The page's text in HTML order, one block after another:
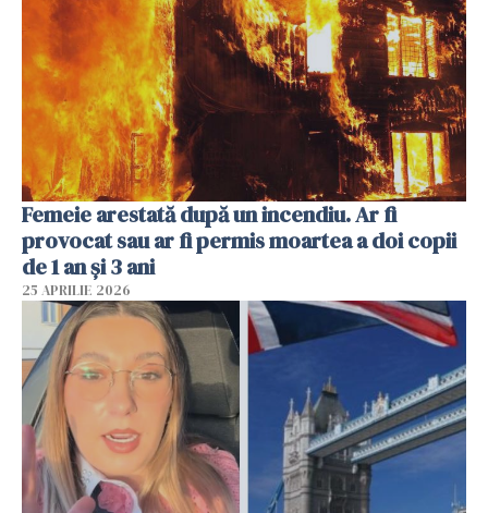
Femeie arestată după un incendiu. Ar fi
provocat sau ar fi permis moartea a doi copii
de 1 an și 3 ani
25 APRILIE 2026